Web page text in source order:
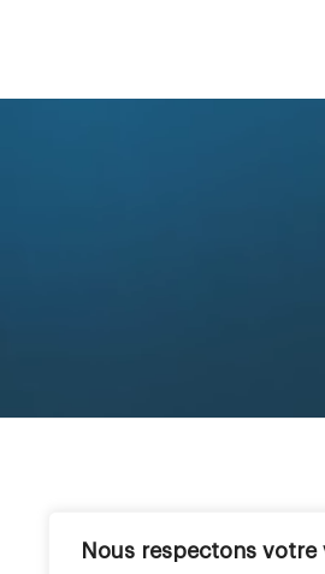
Nous respectons votre
Société